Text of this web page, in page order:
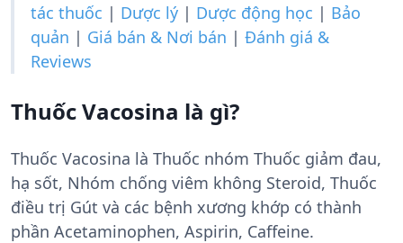
tác thuốc | Dược lý | Dược động học | Bảo
quản | Giá bán & Nơi bán | Đánh giá &
Reviews
Thuốc Vacosina là gì?
Thuốc Vacosina là Thuốc nhóm Thuốc giảm đau,
hạ sốt, Nhóm chống viêm không Steroid, Thuốc
điều trị Gút và các bệnh xương khớp có thành
phần Acetaminophen, Aspirin, Caffeine.